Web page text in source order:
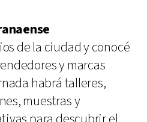
de la ciudad y conocé
y marcas
habrá talleres,
muestras y